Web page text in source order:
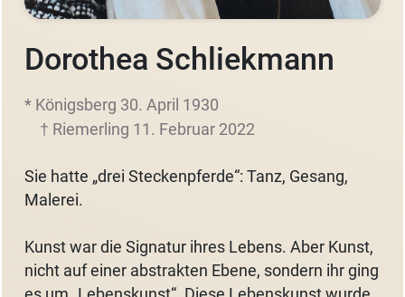
Dorothea Schliekmann
* Königsberg 30. April 1930
† Riemerling 11. Februar 2022
Sie hatte „drei Steckenpferde“: Tanz, Gesang,
Malerei.
Kunst war die Signatur ihres Lebens. Aber Kunst,
nicht auf einer abstrakten Ebene, sondern ihr ging